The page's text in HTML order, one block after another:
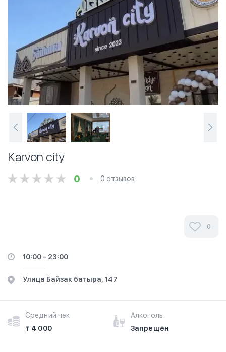
Karvon city
0 0 отзывов
0
10:00 - 23:00
Улица Байзак батыра, 147
Средний чек
₸ 4 000
Алкоголь
Запрещён